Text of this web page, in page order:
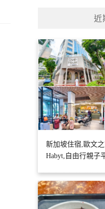
近
新加坡住宿,歐文之
Habyt,自由行親子